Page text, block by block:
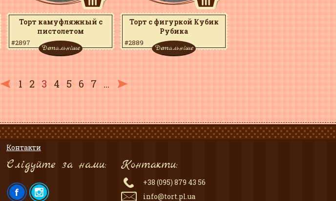
Торт камуфляжный с
пистолетом
#2897
Детальніше
Торт с фигуркой Кубик
Рубика
#2889
Детальніше
1 2 3 4 5 6 7 ...
Контакти
Слідуйте за нами: Контакти:
+38 (095) 879 43 56
info@tort.pl.ua